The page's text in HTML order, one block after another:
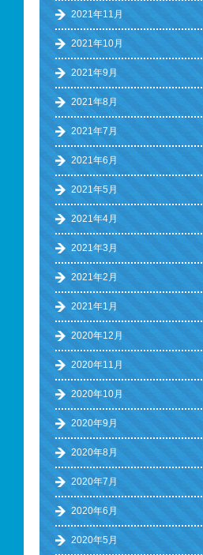
2021年11月
2021年10月
2021年9月
2021年8月
2021年7月
2021年6月
2021年5月
2021年4月
2021年3月
2021年2月
2021年1月
2020年12月
2020年11月
2020年10月
2020年9月
2020年8月
2020年7月
2020年6月
2020年5月